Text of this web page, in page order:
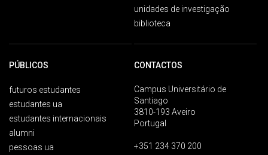
unidades de investigação
biblioteca
PÚBLICOS
futuros estudantes
estudantes ua
estudantes internacionais
alumni
pessoas ua
CONTACTOS
Campus Universitário de
Santiago
3810-193 Aveiro
Portugal
+351 234 370 200